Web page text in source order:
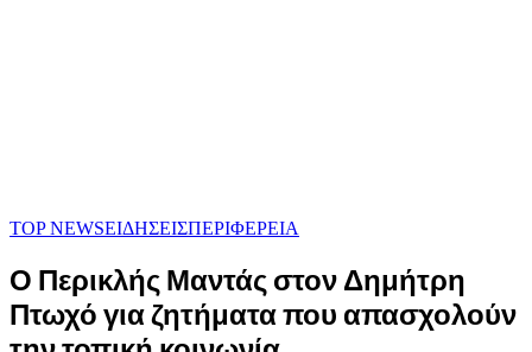
TOP NEWSΕΙΔΗΣΕΙΣΠΕΡΙΦΕΡΕΙΑ
Ο Περικλής Μαντάς στον Δημήτρη
Πτωχό για ζητήματα που απασχολούν